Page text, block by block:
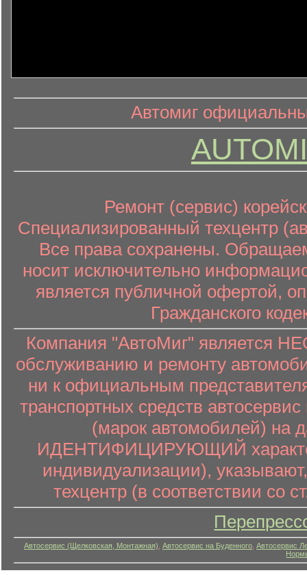
информационный контент
Автомиг
Ремонт (сервис)
Специализированный техцентр
Все права сохранены.
носит исключительно
является публичной офертой,
Гражданского
Компания "АвтоМиг" является
обслуживанию и ремонту
ни к официальным
транспортных средств
(марок автомобилей) на
ИДЕНТИФИЦИРУЮЩИЙ характер
индивидуализации),
техцентр (в соответствии со
Автосервис (Щелковская, Монтажная) Автосервис на Буденного Автосервис